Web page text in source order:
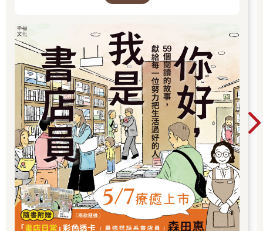
這本書正式的寫作計畫始於二○二三年年底。我愈發希望系統性地
的多樣性，同時也試圖勾勒出全貌。
我一邊盯著電腦螢幕寫作，一邊多次前往地方城市補充實地調
查。當時，一位負責對華事務的日本外交官對我說過一句令人印
象深刻的話：「這個群體往後的規模，或許足以在參議院選舉中
推舉出屬於自己的議員，日本將如何應對，是國會該開始討論的
問題。」當時關於在日中國人的議題在日本尚屬邊緣，如今回
想，那番話無疑是深具前瞻性的洞察。
本書採取非虛構寫作。當初出版社評估這本書「不會暢銷」，因
為在日本，凡涉及中國的主題，若不是帶著陰鬱、恐懼的疑中或
恐中色彩，不然往往過於政治化，或是因學術性質而較艱澀難
懂。因此我認為本書極有可能成為「異類」般獨樹一幟的存在。
然而，不知是幸或不幸，當今年（二○二五年）一月，日文版問世
之際，相關議題的「線」與「線」交叉浮現，逐步細密地織構起